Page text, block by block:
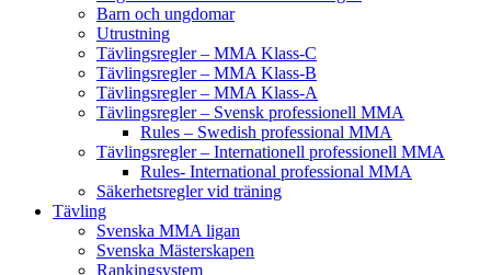
Barn och ungdomar
Utrustning
Tävlingsregler – MMA Klass-C
Tävlingsregler – MMA Klass-B
Tävlingsregler – MMA Klass-A
Tävlingsregler – Svensk professionell MMA
Rules – Swedish professional MMA
Tävlingsregler – Internationell professionell MMA
Rules- International professional MMA
Säkerhetsregler vid träning
Tävling
Svenska MMA ligan
Svenska Mästerskapen
Rankingsystem